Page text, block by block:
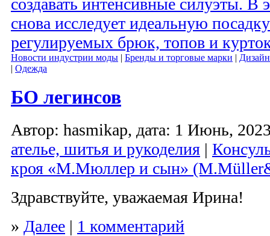
создавать интенсивные силуэты. В
снова исследует идеальную
регулируемых брюк, топов и
Новости индустрии моды | Бренды и торговые марки |
| Одежда
БО легинсов
Автор: hasmikap, дата: 1 Июнь,
ателье, шитья и рукоделия |
кроя «М.Мюллер и сын»
Здравствуйте, уважаемая Ирина!
» Далее | 1 комментарий